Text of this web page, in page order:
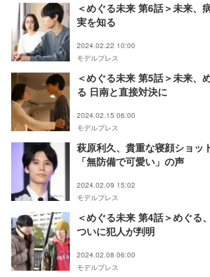
＜めぐる未来 第6話＞未来、
実を知る
2024.02.22 10:00
モデルプレス
＜めぐる未来 第5話＞未来、
る 日南と直接対決に
2024.02.15 06:00
モデルプレス
萩原利久、貴重な寝顔ショッ
「無防備で可愛い」の声
2024.02.09 15:02
モデルプレス
＜めぐる未来 第4話＞めぐる
ついに犯人が判明
2024.02.08 06:00
モデルプレス